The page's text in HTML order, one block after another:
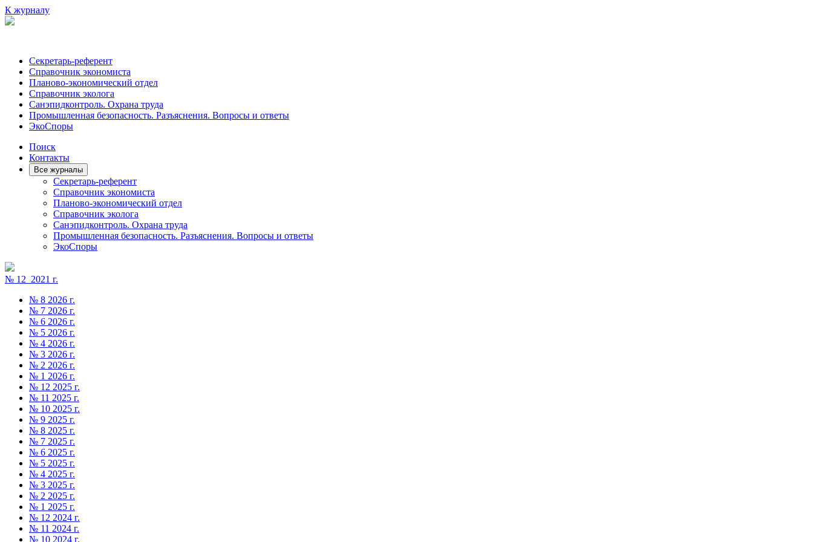
К журналу
Секретарь-референт
Справочник экономиста
Планово-экономический отдел
Справочник эколога
Санэпидконтроль. Охрана труда
Промышленная безопасность. Разъяснения. Вопросы и ответы
ЭкоСпоры
Поиск
Контакты
Все журналы
Секретарь-референт
Справочник экономиста
Планово-экономический отдел
Справочник эколога
Санэпидконтроль. Охрана труда
Промышленная безопасность. Разъяснения. Вопросы и ответы
ЭкоСпоры
№ 12 2021 г.
№ 8 2026 г.
№ 7 2026 г.
№ 6 2026 г.
№ 5 2026 г.
№ 4 2026 г.
№ 3 2026 г.
№ 2 2026 г.
№ 1 2026 г.
№ 12 2025 г.
№ 11 2025 г.
№ 10 2025 г.
№ 9 2025 г.
№ 8 2025 г.
№ 7 2025 г.
№ 6 2025 г.
№ 5 2025 г.
№ 4 2025 г.
№ 3 2025 г.
№ 2 2025 г.
№ 1 2025 г.
№ 12 2024 г.
№ 11 2024 г.
№ 10 2024 г.